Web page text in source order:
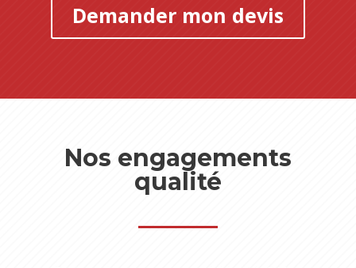
Demander mon devis
Nos engagements
qualité